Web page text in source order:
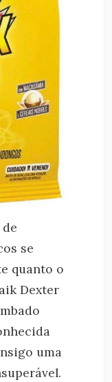
se
quanto o
Dexter
uma